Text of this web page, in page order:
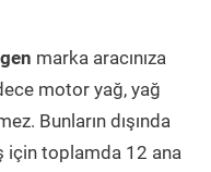
marka aracınıza
motor yağ, yağ
Bunların dışında
için toplamda 12 ana